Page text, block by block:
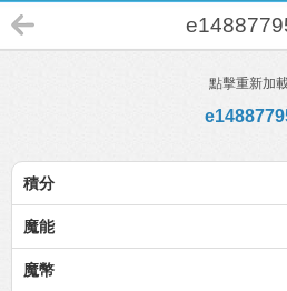
點擊重新加
積分
魔能
魔幣